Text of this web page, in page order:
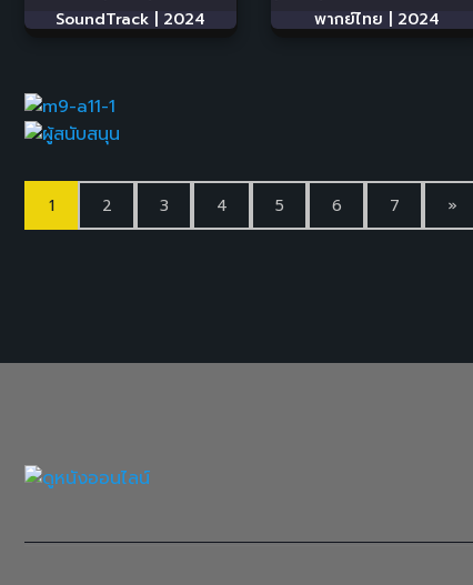
SoundTrack | 2024
พากย์ไทย | 2024
1 2 3 4 5 6 7 »